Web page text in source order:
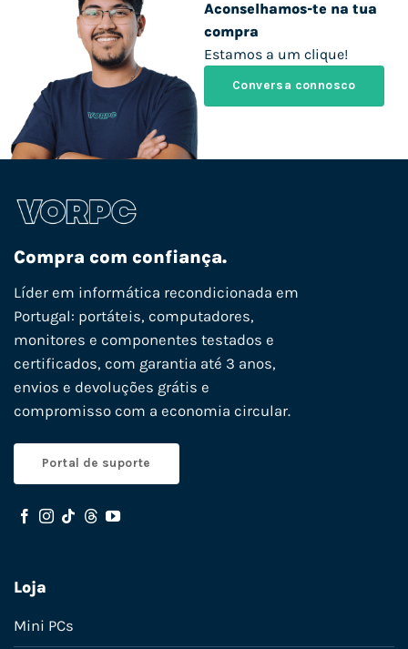
Aconselhamos-te na tua
compra
Estamos a um clique!
Conversa connosco
Compra com confiança.
Líder em informática recondicionada em
Portugal: portáteis, computadores,
monitores e componentes testados e
certificados, com garantia até 3 anos,
envios e devoluções grátis e
compromisso com a economia circular.
Portal de suporte
Loja
Mini PCs